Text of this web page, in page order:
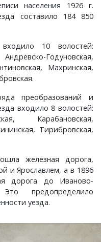
населения 1926 г.
составило 184 850
10 волостей:
Годуновская,
Махринская,
преобразований и
входило 8 волостей:
Карабановская,
Тирибровская,
железная дорога,
и Ярославлем, а в 1896
дорога до Иваново-
предопределило
уезда.